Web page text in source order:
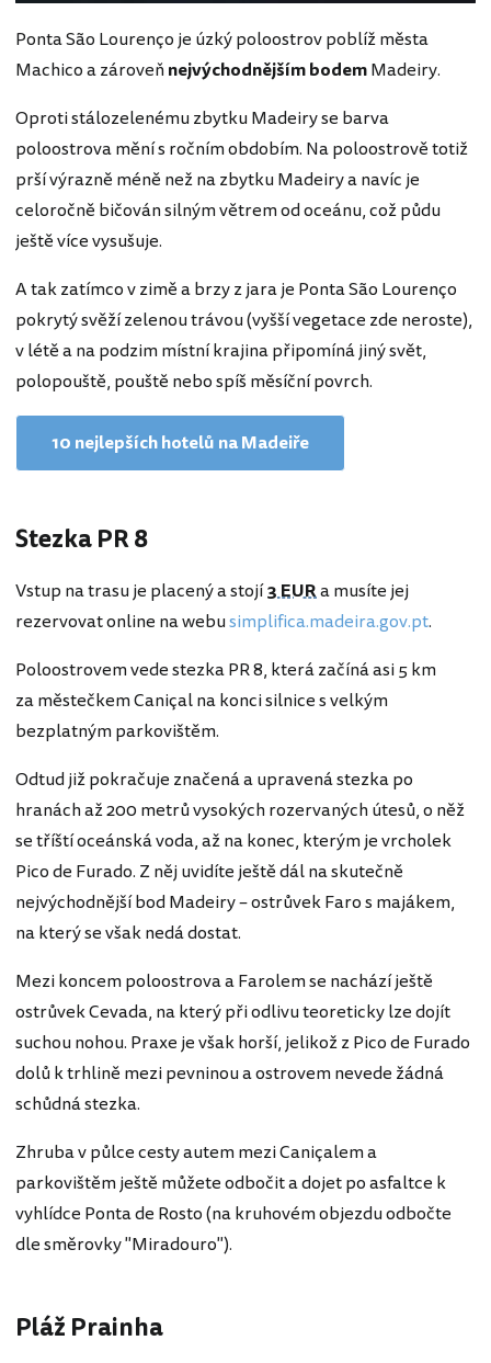
Ponta São Lourenço je úzký poloostrov poblíž města
Machico a zároveňnejvýchodnějším bodemMadeiry.
Oproti stálozelenému zbytku Madeiry se barva
poloostrova mění s ročním obdobím. Na poloostrově totiž
prší výrazně méně než na zbytku Madeiry a navíc je
celoročně bičován silným větrem od oceánu, což půdu
ještě více vysušuje.
A tak zatímco v zimě a brzy z jara je Ponta São Lourenço
pokrytý svěží zelenou trávou (vyšší vegetace zde neroste),
v létě a na podzim místní krajina připomíná jiný svět,
polopouště, pouště nebo spíš měsíční povrch.
10 nejlepších hotelů na Madeiře
Stezka PR 8
Vstup na trasu je placený a stojí3 EURa musíte jej
rezervovat online na webusimplifica.madeira.gov.pt.
Poloostrovem vede stezka PR 8, která začíná asi 5 km
za městečkem Caniçal na konci silnice s velkým
bezplatným parkovištěm.
Odtud již pokračuje značená a upravená stezka po
hranách až 200 metrů vysokých rozervaných útesů, o něž
se tříští oceánská voda, až na konec, kterým je vrcholek
Pico de Furado. Z něj uvidíte ještě dál na skutečně
nejvýchodnější bod Madeiry – ostrůvek Faro s majákem,
na který se však nedá dostat.
Mezi koncem poloostrova a Farolem se nachází ještě
ostrůvek Cevada, na který při odlivu teoreticky lze dojít
suchou nohou. Praxe je však horší, jelikož z Pico de Furado
dolů k trhlině mezi pevninou a ostrovem nevede žádná
schůdná stezka.
Zhruba v půlce cesty autem mezi Caniçalem a
parkovištěm ještě můžete odbočit a dojet po asfaltce k
vyhlídce Ponta de Rosto (na kruhovém objezdu odbočte
dle směrovky "Miradouro").
Pláž Prainha